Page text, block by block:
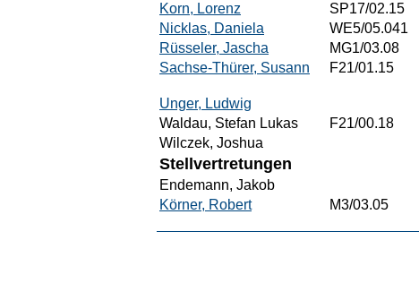
Korn, Lorenz
SP17/02.15
Nicklas, Daniela
WE5/05.041
Rüsseler, Jascha
MG1/03.08
Sachse-Thürer, Susann
F21/01.15
Unger, Ludwig
Waldau, Stefan Lukas
F21/00.18
Wilczek, Joshua
Stellvertretungen
Endemann, Jakob
Körner, Robert
M3/03.05